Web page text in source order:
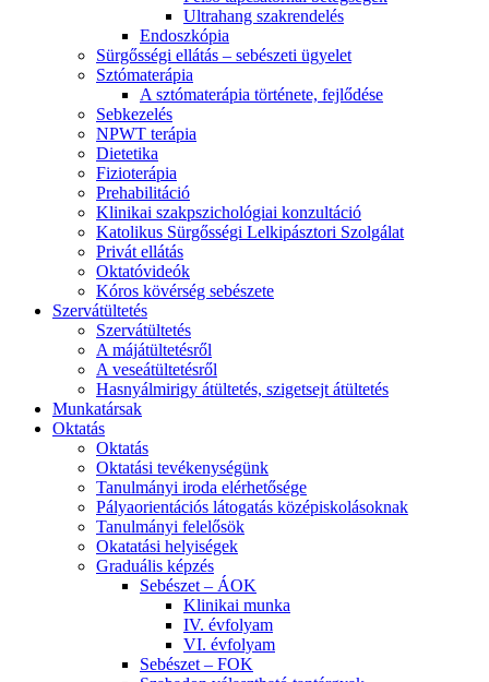
Ultrahang szakrendelés
Endoszkópia
Sürgősségi ellátás – sebészeti ügyelet
Sztómaterápia
A sztómaterápia története, fejlődése
Sebkezelés
NPWT terápia
Dietetika
Fizioterápia
Prehabilitáció
Klinikai szakpszichológiai konzultáció
Katolikus Sürgősségi Lelkipásztori Szolgálat
Privát ellátás
Oktatóvideók
Kóros kövérség sebészete
Szervátültetés
Szervátültetés
A májátültetésről
A veseátültetésről
Hasnyálmirigy átültetés, szigetsejt átültetés
Munkatársak
Oktatás
Oktatás
Oktatási tevékenységünk
Tanulmányi iroda elérhetősége
Pályaorientációs látogatás középiskolásoknak
Tanulmányi felelősök
Okatatási helyiségek
Graduális képzés
Sebészet – ÁOK
Klinikai munka
IV. évfolyam
VI. évfolyam
Sebészet – FOK